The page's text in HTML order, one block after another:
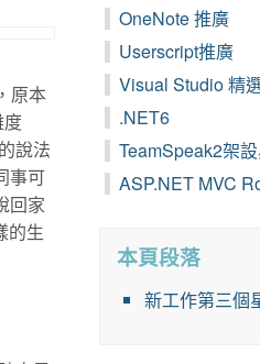
原本
說法
事可
回家
的生
OneNote 推廣
Userscript推廣
Visual Studio 精
.NET6
TeamSpeak2架
ASP.NET MVC
本頁段落
新工作第三個